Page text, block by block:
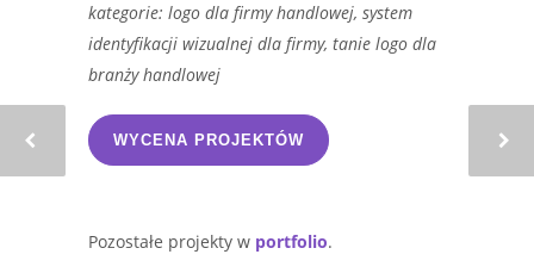
kategorie: logo dla firmy handlowej, system
identyfikacji wizualnej dla firmy, tanie logo dla
branży handlowej
WYCENA PROJEKTÓW
Pozostałe projekty w portfolio.